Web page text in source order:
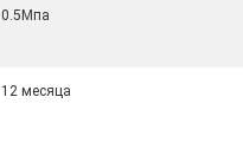
0.5Мпа
12 месяца